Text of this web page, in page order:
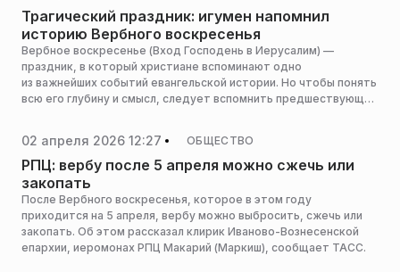
Трагический праздник: игумен напомнил
историю Вербного воскресенья
Вербное воскресенье (Вход Господень в Иерусалим) —
праздник, в который христиане вспоминают одно
из важнейших событий евангельской истории. Но чтобы понять
всю его глубину и смысл, следует вспомнить предшествующие
Варфоломей (Коломацкий).
02 апреля 2026 12:27 ОБЩЕСТВО
РПЦ: вербу после 5 апреля можно сжечь или
закопать
После Вербного воскресенья, которое в этом году
приходится на 5 апреля, вербу можно выбросить, сжечь или
закопать. Об этом рассказал клирик Иваново-Вознесенской
епархии, иеромонах РПЦ Макарий (Маркиш), сообщает ТАСС.